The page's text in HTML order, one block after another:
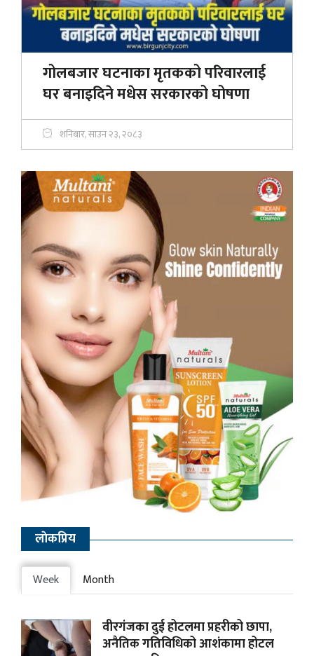
गोलबजार घटनाका मृतकको परिवारलाई
घर बनाइदिने मधेस सरकारको घोषणा
शनिबार, साउन २३, २०८३
लाेकप्रिय
Week Month
वीरगंजका दुई होटलमा प्रहरीको छापा,
अनैतिक गतिविधिको आशंकामा होटल